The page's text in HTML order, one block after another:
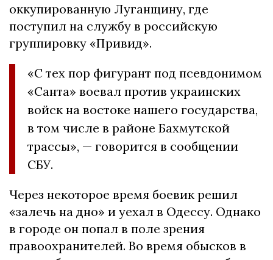
оккупированную Луганщину, где
поступил на службу в российскую
группировку «Привид».
«С тех пор фигурант под псевдонимом
«Санта» воевал против украинских
войск на востоке нашего государства,
в том числе в районе Бахмутской
трассы», — говорится в сообщении
СБУ.
Через некоторое время боевик решил
«залечь на дно» и уехал в Одессу. Однако
в городе он попал в поле зрения
правоохранителей. Во время обысков в